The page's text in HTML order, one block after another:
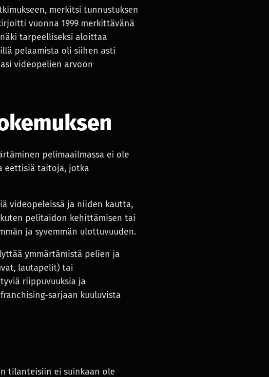
merkitsi tunnustuksen
vuonna 1999 merkittävänä
tarpeelliseksi aloittaa
pelaamista oli siihen asti
videopelien arvoon
pelimaailmassa ei ole
eettisiä taitoja, jotka
videopeleissä ja niiden kautta,
pelitaidon kehittämisen tai
ja syvemmän ulottuvuuden.
ymmärtämistä pelien ja
lautapelit) tai
riippuvuuksia ja
sarjaan kuuluvista
tilanteisiin ei suinkaan ole